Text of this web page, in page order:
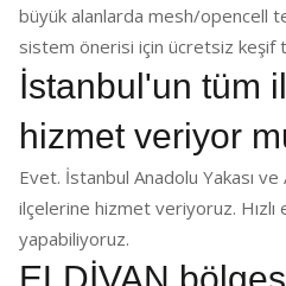
büyük alanlarda mesh/opencell
sistem önerisi için ücretsiz keşif
İstanbul'un tüm
hizmet veriyor
Evet. İstanbul Anadolu Yakası ve
ilçelerine hizmet veriyoruz. Hızlı
yapabiliyoruz.